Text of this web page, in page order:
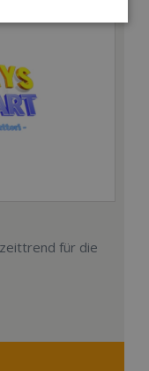
für die